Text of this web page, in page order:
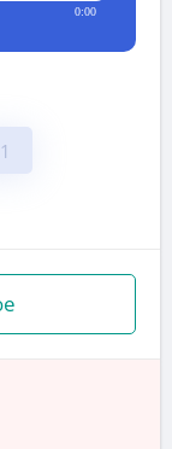
0:00
1